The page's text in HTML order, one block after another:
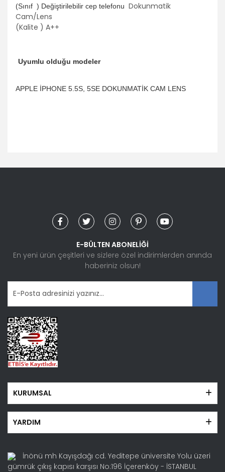
(Sınıf ) Değiştirilebilir cep telefonu Dokunmatik
Cam/Lens
(Kalite ) A++
Uyumlu olduğu modeler
APPLE İPHONE 5.5S, 5SE DOKUNMATİK CAM LENS
konularda yetersiz gördüğünüz noktaları öneri formunu
Ürün açıklamasında eksik bilgiler bulunuyor.
Ürün bilgilerinde hatalar bulunuyor.
Ürün fiyatı diğer sitelerden daha pahalı.
Bu ürüne benzer farklı alternatifler olmalı.
E-BÜLTEN ABONELİĞİ
En yeni ürün çeşitleri ve sizlere özel indirimlerden anında
haberiniz olsun!
KURUMSAL
YARDIM
İnönü mh Kayışdağı cd. Yeditepe üniversite Yolu üzeri
gümrük çıkış kapısı karşısı No:196 İçerenköy - İSTANBUL